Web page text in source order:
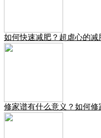
如何快速减肥？超虐心的减
修家谱有什么意义？如何修